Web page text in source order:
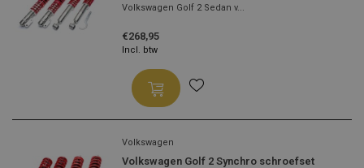
Volkswagen Golf 2 Sedan v...
€268,95
Incl. btw
Volkswagen
Volkswagen Golf 2 Synchro schroefset